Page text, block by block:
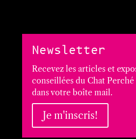
Newsletter
Recevez les articles et
conseillées du Chat
dans votre boîte mail.
Je m'inscris!